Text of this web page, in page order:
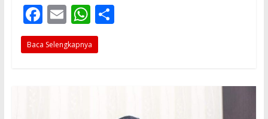
F
ac
e
E
m
ai
W
h
at
S
Baca Selengkapnya